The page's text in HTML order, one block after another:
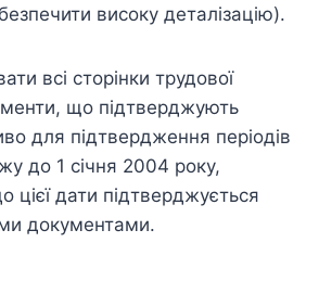
високу деталізацію).
всі сторінки трудової
що підтверджують
для підтвердження періодів
до 1 січня 2004 року,
цієї дати підтверджується
документами.